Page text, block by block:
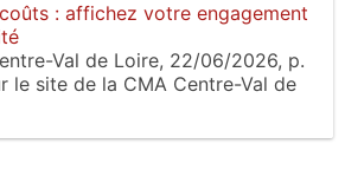
: affichez votre engagement
Val de Loire, 22/06/2026, p.
le site de la CMA Centre-Val de